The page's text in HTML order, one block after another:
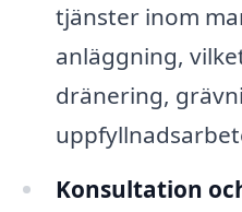
tjänster inom
anläggning,
dränering,
Konsultation